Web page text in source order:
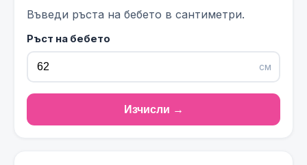
Въведи ръста на бебето в сантиметри.
Ръст на бебето
см
Изчисли →